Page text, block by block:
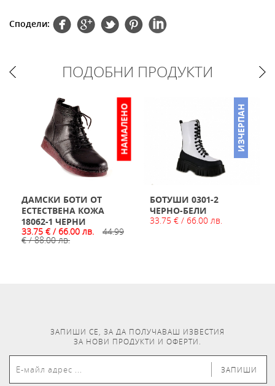
Сподели:
ПОДОБНИ ПРОДУКТИ
НАМАЛЕНО
ДАМСКИ БОТИ ОТ
ЕСТЕСТВЕНА КОЖА
18062-1 ЧЕРНИ
33.75 € / 66.00 лв.
44.99
€ / 88.00 лв.
ИЗЧЕРПАН
БОТУШИ 0301-2
ЧЕРНО-БЕЛИ
33.75 € / 66.00 лв.
ЗАПИШИ СЕ, ЗА ДА ПОЛУЧАВАШ ИЗВЕСТИЯ
ЗА НОВИ ПРОДУКТИ И ОФЕРТИ.
ЗАПИШИ